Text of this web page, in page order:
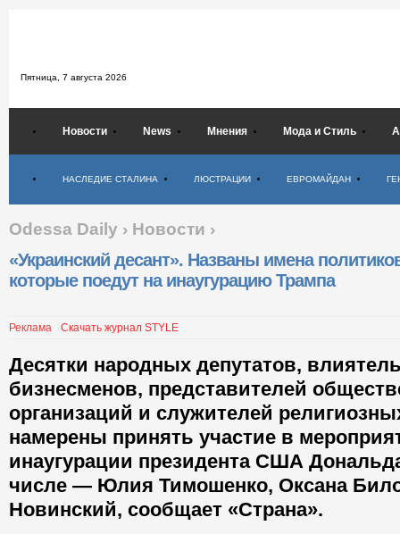
Пятница, 7 августа 2026
Новости News Мнения Мода и Стиль
НАСЛЕДИЕ СТАЛИНА ЛЮСТРАЦИИ ЕВРОМАЙДАН
Odessa Daily › Новости ›
«Украинский десант». Названы имена
которые поедут на инаугурацию Трампа
Реклама Скачать журнал STYLE
Десятки народных депутатов,
бизнесменов, представителей
организаций и служителей
намерены принять участие в
инаугурации президента США
числе — Юлия Тимошенко, Оксана
Новинский, сообщает «Страна».